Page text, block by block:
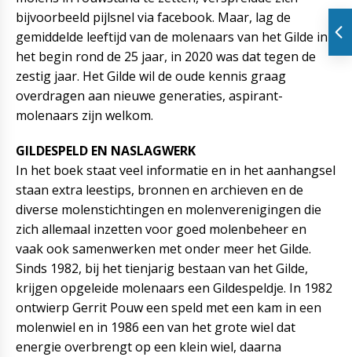
bijvoorbeeld pijlsnel via facebook. Maar, lag de
gemiddelde leeftijd van de molenaars van het Gilde in
het begin rond de 25 jaar, in 2020 was dat tegen de
zestig jaar. Het Gilde wil de oude kennis graag
overdragen aan nieuwe generaties, aspirant-
molenaars zijn welkom.
GILDESPELD EN NASLAGWERK
In het boek staat veel informatie en in het aanhangsel
staan extra leestips, bronnen en archieven en de
diverse molenstichtingen en molenverenigingen die
zich allemaal inzetten voor goed molenbeheer en
vaak ook samenwerken met onder meer het Gilde.
Sinds 1982, bij het tienjarig bestaan van het Gilde,
krijgen opgeleide molenaars een Gildespeldje. In 1982
ontwierp Gerrit Pouw een speld met een kam in een
molenwiel en in 1986 een van het grote wiel dat
energie overbrengt op een klein wiel, daarna